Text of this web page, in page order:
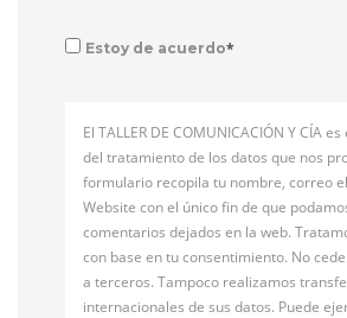
Estoy de acuerdo*
El TALLER DE COMUNICACIÓN Y CÍA
del tratamiento de los datos que nos
formulario recopila tu nombre, correo
Website con el único fin de que
comentarios dejados en la web.
con base en tu consentimiento. No
a terceros. Tampoco realizamos
internacionales de sus datos. Puede